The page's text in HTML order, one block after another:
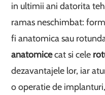
in ultimii ani datorita
ramas neschimbat:
fi anatomica sau
anatomicecat si cele
dezavantajele lor, iar
o operatie de